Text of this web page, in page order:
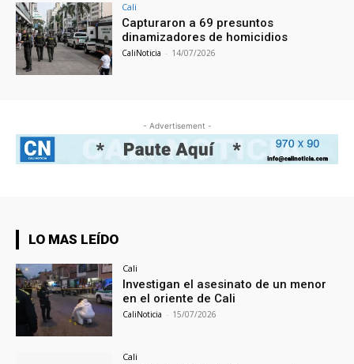
Cali
Capturaron a 69 presuntos
dinamizadores de homicidios
CaliNoticia - 14/07/2026
- Advertisement -
LO MAS LEÍDO
Cali
Investigan el asesinato de un menor
en el oriente de Cali
CaliNoticia - 15/07/2026
Cali